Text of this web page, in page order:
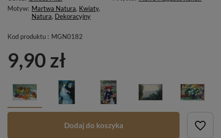
Motyw: Martwa Natura, Kwiaty,
Natura, Dekoracyjny
Kod produktu : MGN0182
9,90 zł
Dodaj do koszyka